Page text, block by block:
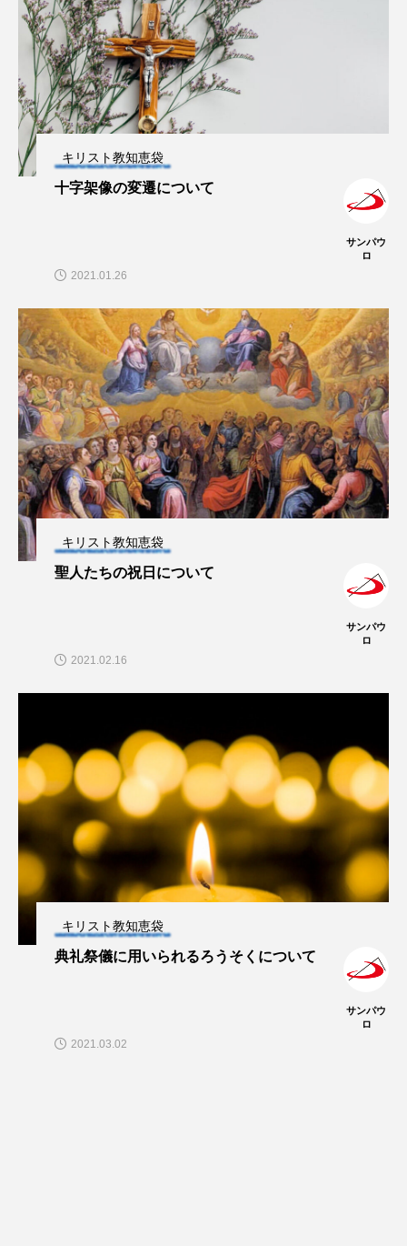
キリスト教知恵袋
十字架像の変遷について
サンパウ
ロ
2021.01.26
キリスト教知恵袋
聖人たちの祝日について
サンパウ
ロ
2021.02.16
キリスト教知恵袋
典礼祭儀に用いられるろうそくについて
サンパウ
ロ
2021.03.02